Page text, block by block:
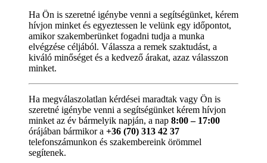
Ha Ön is szeretné igénybe venni a segítségünket, kérem
hívjon minket és egyeztessen le velünk egy időpontot,
amikor szakemberünket fogadni tudja a munka
elvégzése céljából. Válassza a remek szaktudást, a
kiváló minőséget és a kedvező árakat, azaz válasszon
minket.
Ha megválaszolatlan kérdései maradtak vagy Ön is
szeretné igénybe venni a segítségünket kérem hívjon
minket az év bármelyik napján, a nap 8:00 – 17:00
órájában bármikor a +36 (70) 313 42 37
telefonszámunkon és szakembereink örömmel
segítenek.